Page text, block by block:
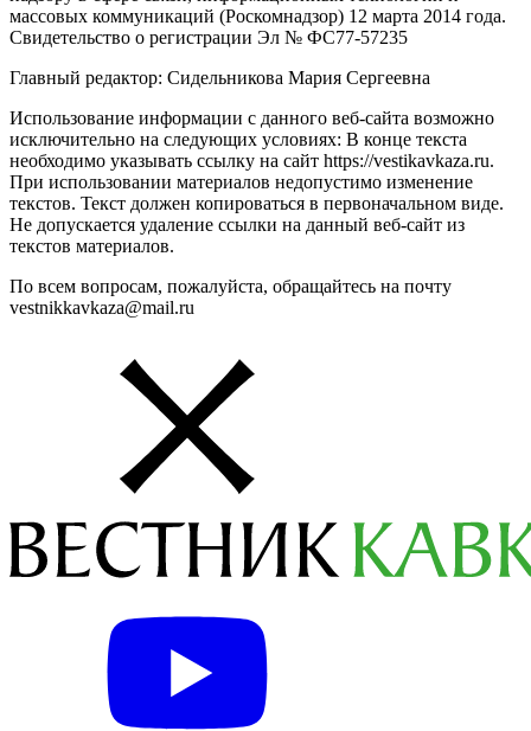
массовых коммуникаций (Роскомнадзор) 12 марта 2014 года.
Свидетельство о регистрации Эл № ФС77-57235
Главный редактор: Сидельникова Мария Сергеевна
Использование информации с данного веб-сайта возможно
исключительно на следующих условиях: В конце текста
необходимо указывать ссылку на сайт https://vestikavkaza.ru.
При использовании материалов недопустимо изменение
текстов. Текст должен копироваться в первоначальном виде.
Не допускается удаление ссылки на данный веб-сайт из
текстов материалов.
По всем вопросам, пожалуйста, обращайтесь на почту
vestnikkavkaza@mail.ru